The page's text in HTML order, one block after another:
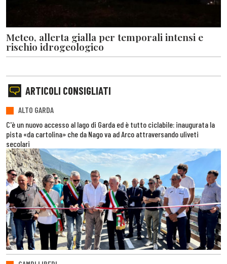
Meteo, allerta gialla per temporali intensi e
rischio idrogeologico
ARTICOLI CONSIGLIATI
ALTO GARDA
C'è un nuovo accesso al lago di Garda ed è tutto ciclabile: inaugurata la
pista «da cartolina» che da Nago va ad Arco attraversando uliveti
secolari